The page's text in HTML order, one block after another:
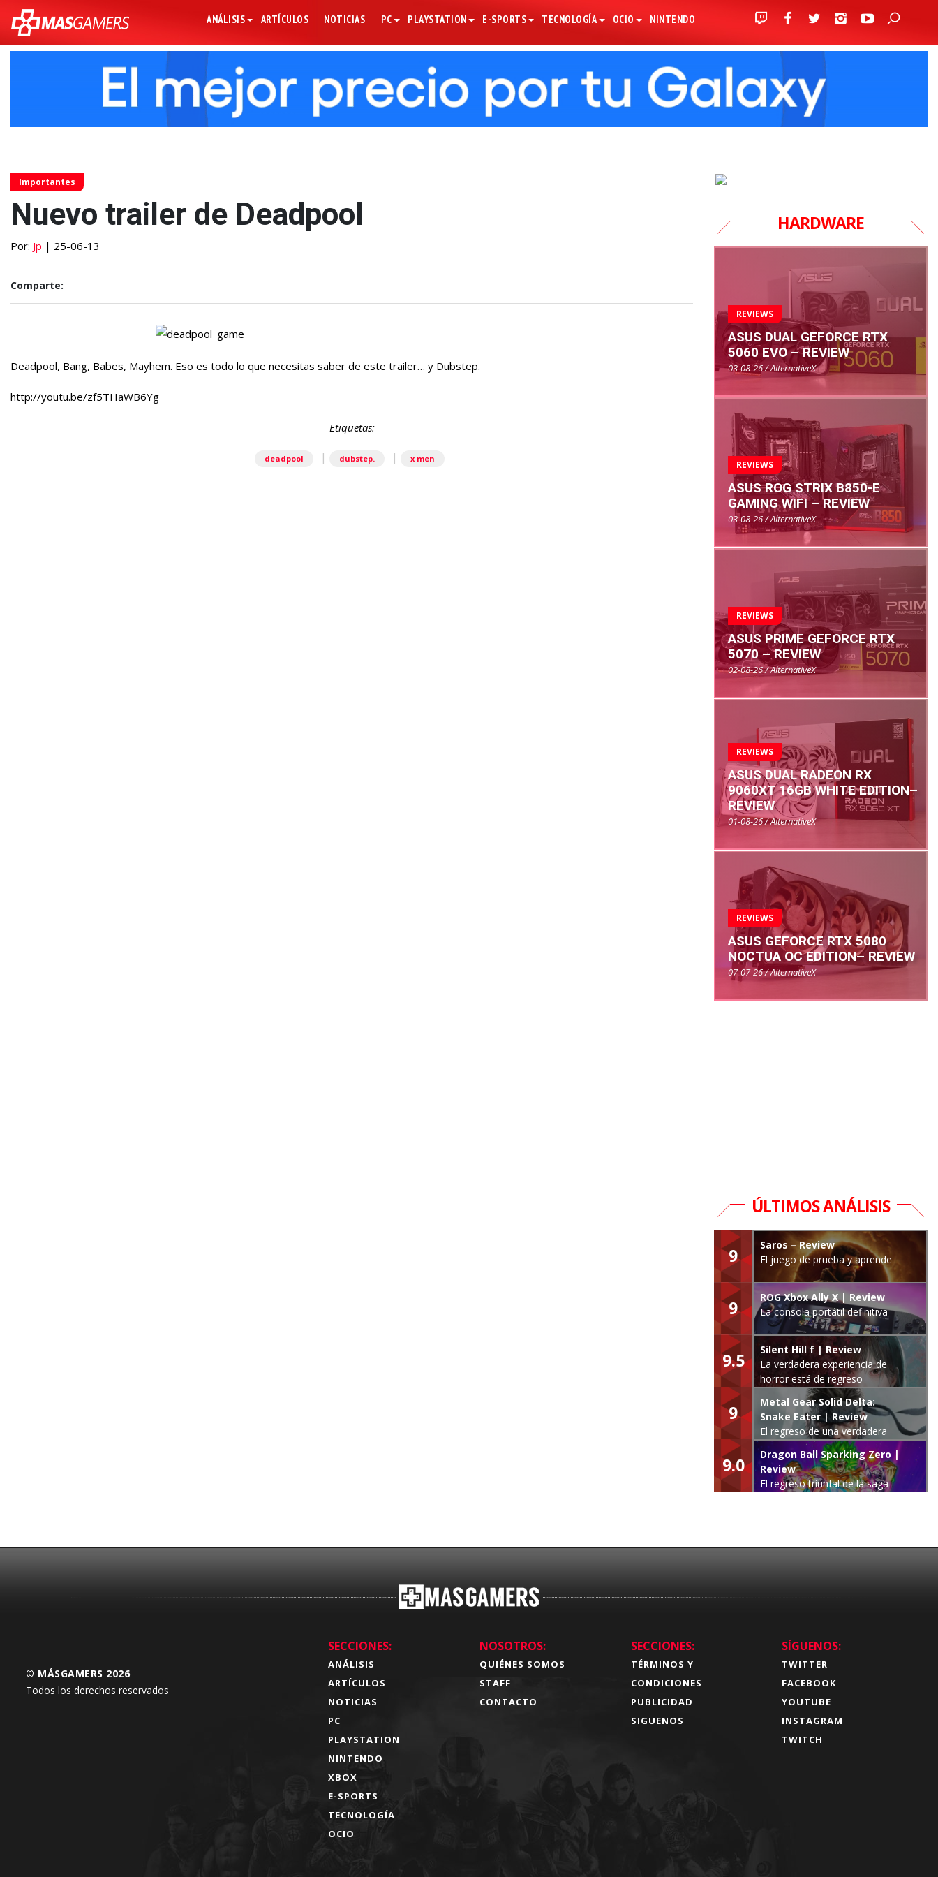
ANÁLISIS ARTÍCULOS NOTICIAS PC PLAYSTATION E-SPORTS TECNOLOGÍA OCIO NINTENDO
Importantes
Nuevo trailer de Deadpool
Por: Jp | 25-06-13
Comparte:
Deadpool, Bang, Babes, Mayhem. Eso es todo lo que necesitas saber de este trailer… y Dubstep.
http://youtu.be/zf5THaWB6Yg
Etiquetas:
deadpool | dubstep. | x men
HARDWARE
REVIEWS
ASUS DUAL GEFORCE RTX
5060 EVO – REVIEW
03-08-26 / AlternativeX
REVIEWS
ASUS ROG STRIX B850-E
GAMING WIFI – REVIEW
03-08-26 / AlternativeX
REVIEWS
ASUS PRIME GEFORCE RTX
5070 – REVIEW
02-08-26 / AlternativeX
REVIEWS
ASUS DUAL RADEON RX
9060XT 16GB WHITE EDITION–
REVIEW
01-08-26 / AlternativeX
REVIEWS
ASUS GEFORCE RTX 5080
NOCTUA OC EDITION– REVIEW
07-07-26 / AlternativeX
ÚLTIMOS ANÁLISIS
9
Saros – Review
El juego de prueba y aprende
9
ROG Xbox Ally X | Review
La consola portátil definitiva
9.5
Silent Hill f | Review
La verdadera experiencia de
horror está de regreso
9
Metal Gear Solid Delta:
Snake Eater | Review
El regreso de una verdadera
leyenda
9.0
Dragon Ball Sparking Zero |
Review
El regreso triunfal de la saga
© MÁSGAMERS 2026
Todos los derechos reservados
SECCIONES:
ANÁLISIS
ARTÍCULOS
NOTICIAS
PC
PLAYSTATION
NINTENDO
XBOX
E-SPORTS
TECNOLOGÍA
OCIO
NOSOTROS:
QUIÉNES SOMOS
STAFF
CONTACTO
SECCIONES:
TÉRMINOS Y
CONDICIONES
PUBLICIDAD
SIGUENOS
SÍGUENOS:
TWITTER
FACEBOOK
YOUTUBE
INSTAGRAM
TWITCH